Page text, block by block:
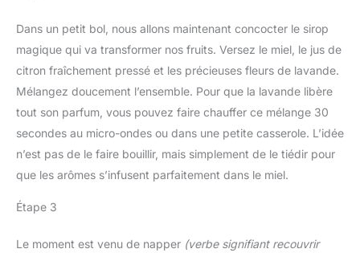
Dans un petit bol, nous allons maintenant concocter le sirop
magique qui va transformer nos fruits. Versez le miel, le jus de
citron fraîchement pressé et les précieuses fleurs de lavande.
Mélangez doucement l’ensemble. Pour que la lavande libère
tout son parfum, vous pouvez faire chauffer ce mélange 30
secondes au micro-ondes ou dans une petite casserole. L’idée
n’est pas de le faire bouillir, mais simplement de le tiédir pour
que les arômes s’infusent parfaitement dans le miel.
Étape 3
Le moment est venu de napper (verbe signifiant recouvrir